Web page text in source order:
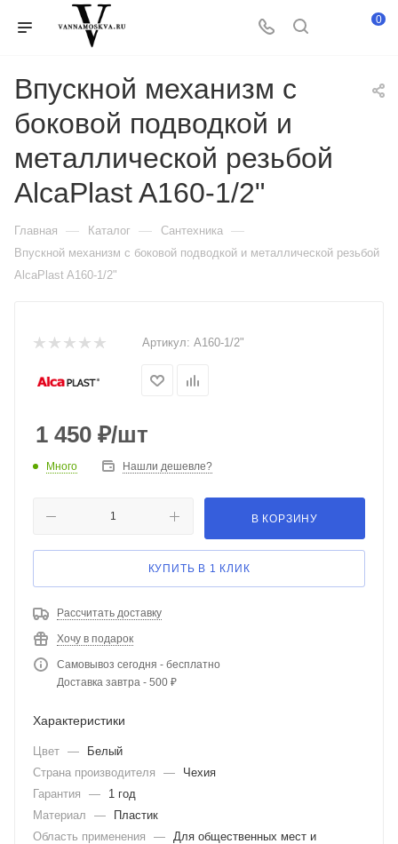
0
Впускной механизм с
боковой подводкой и
металлической резьбой
AlcaPlast A160-1/2"
Главная — Каталог — Сантехника —
Впускной механизм с боковой подводкой и металлической резьбой
AlcaPlast A160-1/2"
Артикул: A160-1/2"
1 450 ₽/шт
Много Нашли дешевле?
В КОРЗИНУ
КУПИТЬ В 1 КЛИК
Рассчитать доставку
Хочу в подарок
Самовывоз сегодня - бесплатно
Доставка завтра - 500 ₽
Характеристики
Цвет —
Белый
Страна производителя
—
Чехия
Гарантия
—
1 год
Материал
—
Пластик
Область применения
— Для общественных мест и